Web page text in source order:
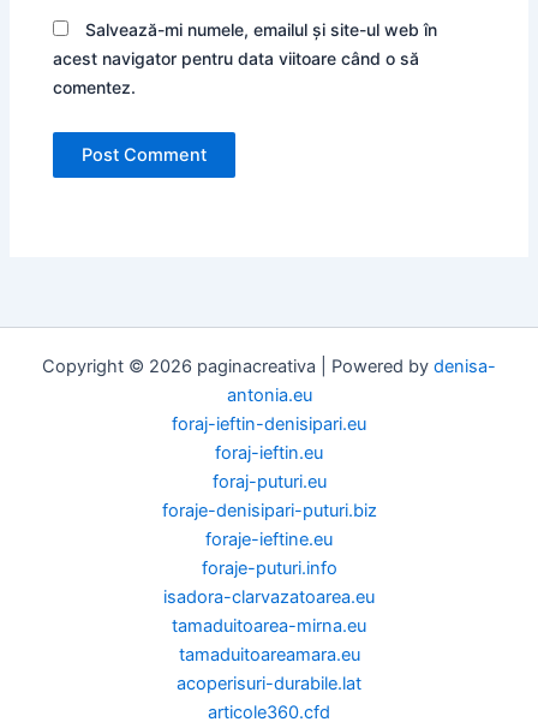
Salvează-mi numele, emailul și site-ul web în
acest navigator pentru data viitoare când o să
comentez.
Copyright © 2026 paginacreativa | Powered by denisa-
antonia.eu
foraj-ieftin-denisipari.eu
foraj-ieftin.eu
foraj-puturi.eu
foraje-denisipari-puturi.biz
foraje-ieftine.eu
foraje-puturi.info
isadora-clarvazatoarea.eu
tamaduitoarea-mirna.eu
tamaduitoareamara.eu
acoperisuri-durabile.lat
articole360.cfd